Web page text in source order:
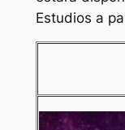
Estudios a